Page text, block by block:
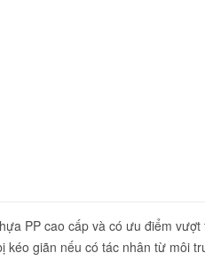
PP cao cấp và có ưu điểm
kéo giãn nếu có tác nhân từ môi